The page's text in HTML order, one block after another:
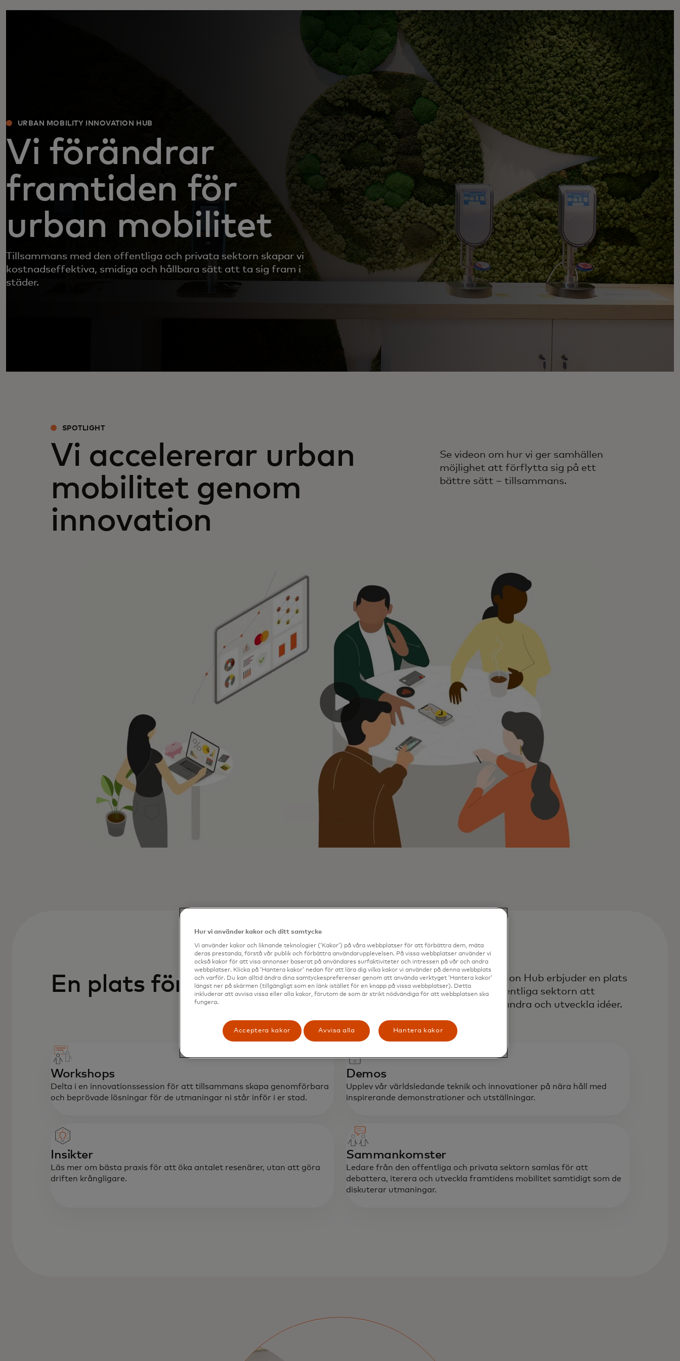
URBAN MOBILITY INNOVATION HUB
Vi förändrar
framtiden för
urban mobilitet
Tillsammans med den offentliga och privata sektorn skapar vi
kostnadseffektiva, smidiga och hållbara sätt att ta sig fram i
städer.
SPOTLIGHT
Vi accelererar urban
mobilitet genom
innovation
Se videon om hur vi ger samhällen
möjlighet att förflytta sig på ett
bättre sätt – tillsammans.
En plats för inspiration
Urban Mobility Innovation Hub erbjuder en plats
för den privata och offentliga sektorn att
samarbeta, lära av varandra och utveckla idéer.
Workshops
Delta i en innovationssession för att tillsammans skapa genomförbara
och beprövade lösningar för de utmaningar ni står inför i er stad.
Demos
Upplev vår världsledande teknik och innovationer på nära håll med
inspirerande demonstrationer och utställningar.
Insikter
Läs mer om bästa praxis för att öka antalet resenärer, utan att göra
driften krångligare.
Sammankomster
Ledare från den offentliga och privata sektorn samlas för att
debattera, iterera och utveckla framtidens mobilitet samtidigt som de
diskuterar utmaningar.
Hur vi använder kakor och ditt samtycke
Vi använder kakor och liknande teknologier (‘Kakor’) på våra webbplatser för att förbättra dem, mäta
deras prestanda, förstå vår publik och förbättra användarupplevelsen. På vissa webbplatser använder vi
också kakor för att visa annonser baserat på användares surfaktiviteter och intressen på vår och andra
webbplatser. Klicka på ‘Hantera kakor’ nedan för att lära dig vilka kakor vi använder på denna webbplats
och varför. Du kan alltid ändra dina samtyckespreferenser genom att använda verktyget ‘Hantera kakor’
längst ner på skärmen (tillgängligt som en länk istället för en knapp på vissa webbplatser). Detta
inkluderar att avvisa vissa eller alla kakor, förutom de som är strikt nödvändiga för att webbplatsen ska
fungera.
Acceptera kakor Avvisa alla Hantera kakor